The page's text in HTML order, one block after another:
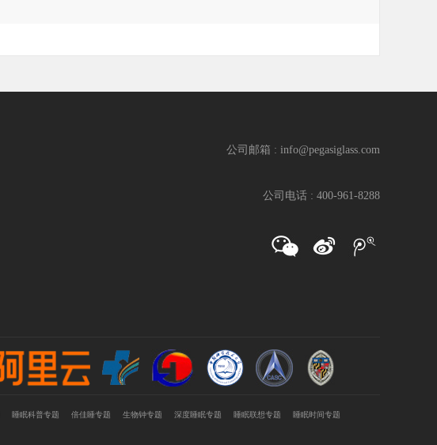
公司邮箱 : info@pegasiglass.com
公司电话 : 400-961-8288
睡眠科普专题 倍佳睡专题 生物钟专题 深度睡眠专题 睡眠联想专题 睡眠时间专题